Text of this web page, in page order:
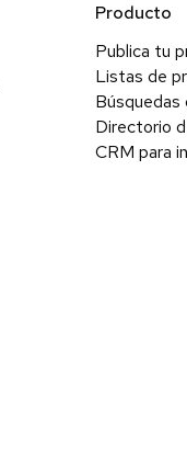
Producto
Publica tu
Listas de
Búsquedas
Directorio
CRM para